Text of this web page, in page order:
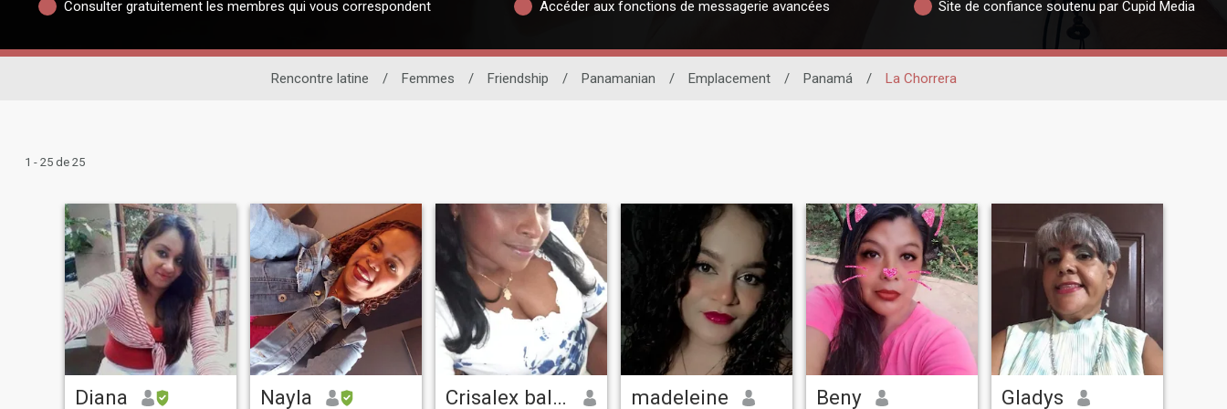
Consulter gratuitement les membres qui vous correspondent Accéder aux fonctions de messagerie avancées Site de confiance soutenu par Cupid Media
Rencontre latine / Femmes / Friendship / Panamanian / Emplacement / Panamá / La Chorrera
1 - 25 de 25
Diana Nayla Crisalex balanata madeleine Beny Gladys